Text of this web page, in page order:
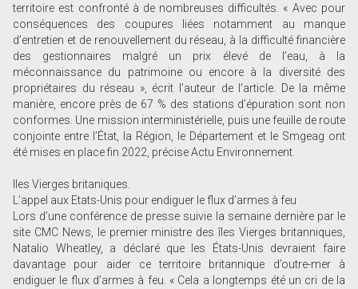
territoire est confronté à de nombreuses difficultés. « Avec pour
conséquences des coupures liées notamment au manque
d’entretien et de renouvellement du réseau, à la difficulté financière
des gestionnaires malgré un prix élevé de l’eau, à la
méconnaissance du patrimoine ou encore à la diversité des
propriétaires du réseau », écrit l’auteur de l’article. De la même
manière, encore près de 67 % des stations d’épuration sont non
conformes. Une mission interministérielle, puis une feuille de route
conjointe entre l’État, la Région, le Département et le Smgeag ont
été mises en place fin 2022, précise Actu Environnement.
Iles Vierges britaniques.
L’appel aux Etats-Unis pour endiguer le flux d’armes à feu
Lors d’une conférence de presse suivie la semaine dernière par le
site CMC News, le premier ministre des îles Vierges britanniques,
Natalio Wheatley, a déclaré que les États-Unis devraient faire
davantage pour aider ce territoire britannique d’outre-mer à
endiguer le flux d’armes à feu. « Cela a longtemps été un cri de la